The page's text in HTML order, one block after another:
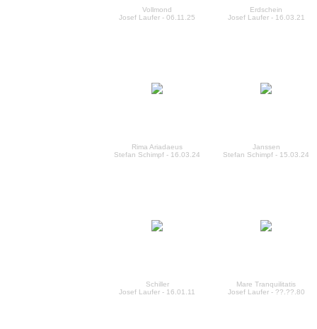
Vollmond
Josef Laufer - 06.11.25
Erdschein
Josef Laufer - 16.03.21
Rima Ariadaeus
Stefan Schimpf - 16.03.24
Janssen
Stefan Schimpf - 15.03.24
Schiller
Josef Laufer - 16.01.11
Mare Tranquilitatis
Josef Laufer - ??.??.80